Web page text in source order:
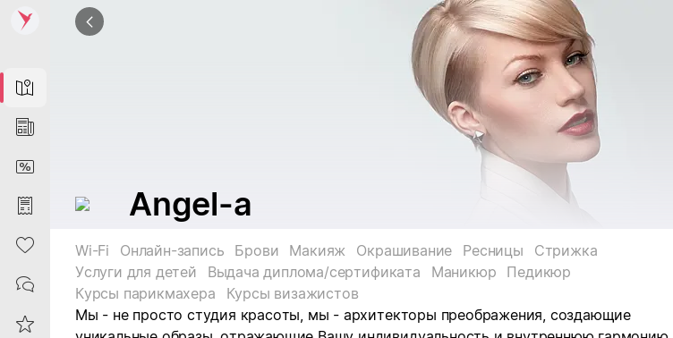
Map
News
DiscountCard
Purchases
Heart
Contacts
Reviews
Angel-a
Wi-Fi Онлайн-запись Брови Макияж Окрашивание Ресницы
Стрижка
Услуги для детей
Выдача диплома/сертификата Маникюр
Педикюр
Курсы парикмахера
Курсы визажистов
Мы - не просто студия красоты, мы - архитекторы преображения, создающие